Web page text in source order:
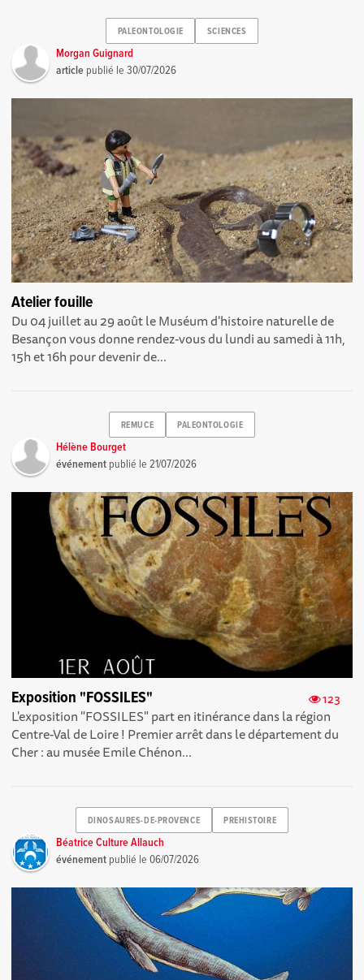
PALEONTOLOGIE SCIENCES
Morgan Guignard
article publié le30/07/2026
Atelier fouille
Du 04 juillet au 29 août le Muséum d'histoire naturelle de
Besançon vous donne rendez-vous du lundi au samedi à 11h,
15h et 16h pour devenir de...
REMUCE PALEONTOLOGIE
Hélène Bourget
événement publié le21/07/2026
123
Exposition "FOSSILES"
L'exposition "FOSSILES" part en itinérance dans la région
Centre-Val de Loire ! Premier arrêt dans le département du
Cher : au musée Emile Chénon...
DINOSAURES-DE-PROVENCE PREHISTOIRE
Béatrice Culture Allauch
événement publié le06/07/2026